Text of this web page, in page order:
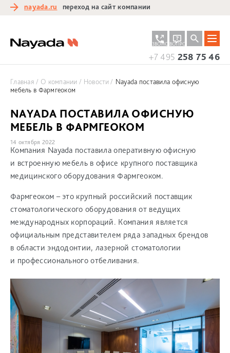
nayada.ru переход на сайт компании
ЗАКАЗАТЬ
ЗВОНОК
ЗАДАТЬ
ВОПРОС
+7 495 258 75 46
Главная О компании Новости
Nayada поставила офисную
мебель в Фармгеоком
NAYADA ПОСТАВИЛА ОФИСНУЮ
МЕБЕЛЬ В ФАРМГЕОКОМ
14 октября 2022
Компания Nayada поставила оперативную офисную
и встроенную мебель в офисе крупного поставщика
медицинского оборудования Фармгеоком.
Фармгеоком – это крупный российский поставщик
стоматологического оборудования от ведущих
международных корпораций. Компания является
официальным представителем ряда западных брендов
в области эндодонтии, лазерной стоматологии
и профессионального отбеливания.